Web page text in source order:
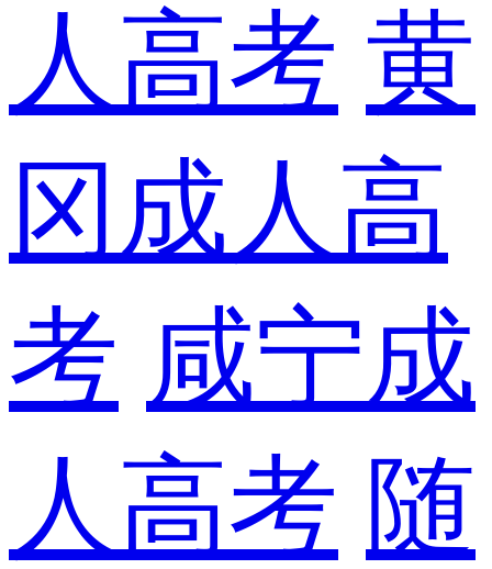
人高考 黄
冈成人高
考 咸宁成
人高考 随